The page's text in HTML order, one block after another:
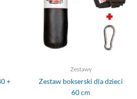
+
Zestawy
Zestaw bokserski dla dzieci
60 cm